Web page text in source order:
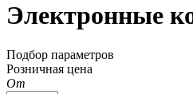
Электронные
Подбор параметров
Розничная цена
От